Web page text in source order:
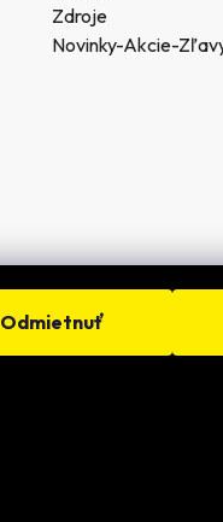
Odmietnuť
Zdroje
Novinky-Akcie-